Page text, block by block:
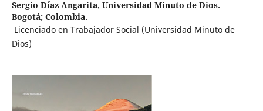
Sergio Díaz Angarita, Universidad Minuto de Dios.
Bogotá; Colombia.
Licenciado en Trabajador Social (Universidad Minuto de
Dios)